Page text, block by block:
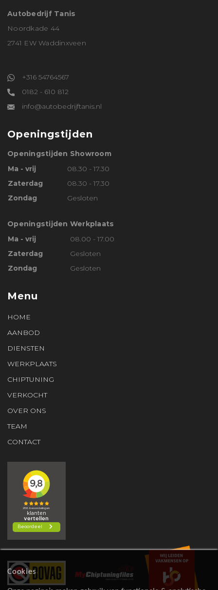
Autobedrijf Tanis
Noordkade 44
2741 EW Waddinxveen
+316 54764567
0182 - 610 812
info@autobedrijftanis.nl
Openingstijden
Openingstijden Showroom
Ma - vrij
08.30 - 17.30
Zaterdag
08.30 - 17.30
Zondag
Gesloten
Openingstijden Werkplaats
Ma - vrij
08.00 - 17.00
Zaterdag
Gesloten
Zondag
Gesloten
Menu
HOME
AANBOD
DIENSTEN
WERKPLAATS
CHIPTUNING
VERKOCHT
OVER ONS
TEAM
CONTACT
Cookies